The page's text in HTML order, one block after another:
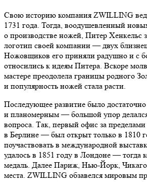
Свою историю компания ZWILLING
1731 года. Тогда, воодушевленный
о производстве ножей, Питер Хенкельс
логотип своей компании — двух
Ножовщиков его приняли радушно и с
относились к идеям Питера. Вскоре
мастере преодолела границы родного
и популярность ножей стала расти.
Последующее развитие было
и планомерным — большой упор
вопроса. Так, первый офис за
в Берлине — был открыт только в 1810
поучаствовать в международной
удалось в 1851 году в Лондоне — тогда
медаль. Далее Париж, Нью-Йорк,
места. ZWILLING обзавелся мировым